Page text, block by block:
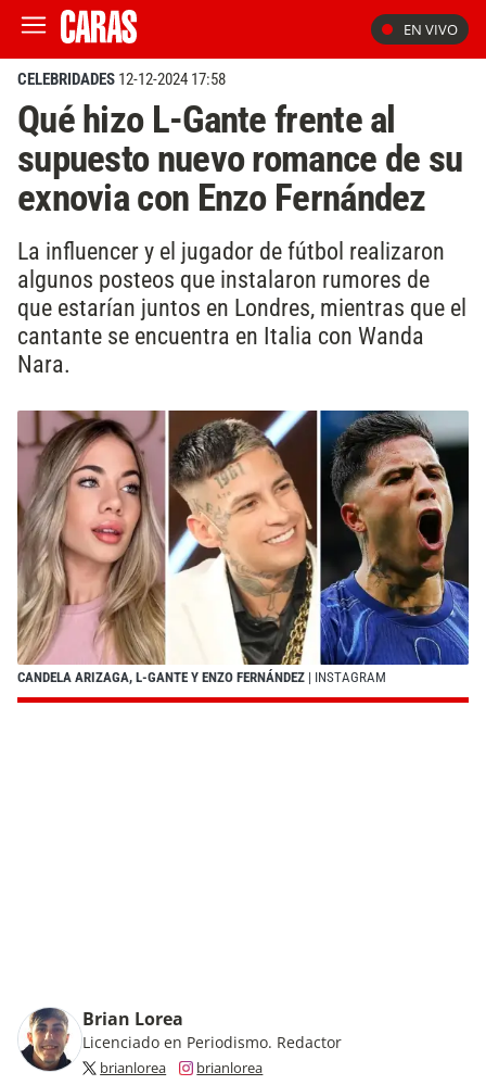
EN VIVO
CELEBRIDADES 12-12-2024 17:58
Qué hizo L-Gante frente al
supuesto nuevo romance de su
exnovia con Enzo Fernández
La influencer y el jugador de fútbol realizaron
algunos posteos que instalaron rumores de
que estarían juntos en Londres, mientras que el
cantante se encuentra en Italia con Wanda
Nara.
CANDELA ARIZAGA, L-GANTE Y ENZO FERNÁNDEZ | INSTAGRAM
Brian Lorea
Licenciado en Periodismo. Redactor
brianlorea brianlorea